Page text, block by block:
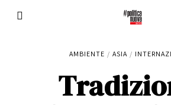
AMBIENTE / ASIA /